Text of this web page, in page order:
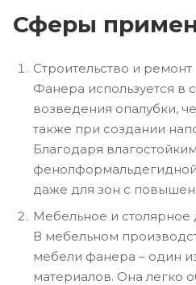
Сферы
Строительство и ремонт
Фанера используется в
возведения опалубки,
также при создании
Благодаря
даже для зон с
Мебельное и столярное
В мебельном
мебели фанера – один
материалов. Она легко